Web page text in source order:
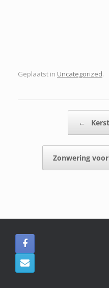
Geplaatst in Uncategorized.
←
Zonwering